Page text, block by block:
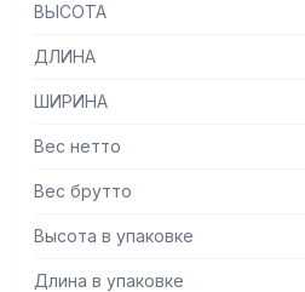
защищает сотрудников горячего
Особенности:
— Бескаркасный
0,8мм
— Поставляется в собранном
ВЫСОТА
ДЛИНА
ШИРИНА
Вес нетто
Вес брутто
Высота в упаковке
Длина в упаковке